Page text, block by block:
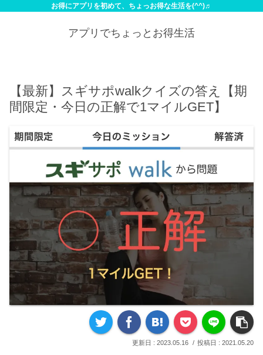
お得にアプリを初めて、ちょっお得な生活を(^^)♬
アプリでちょっとお得生活
【最新】スギサポwalkクイズの答え【期
間限定・今日の正解で1マイルGET】
2023.05.16 2021.05.20